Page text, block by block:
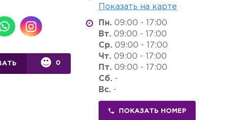
0
Показать на карте
Пн. 09:00 - 17:00
Вт. 09:00 - 17:00
Ср. 09:00 - 17:00
Чт. 09:00 - 17:00
Пт. 09:00 - 17:00
Сб. -
Вс. -
ПОКАЗАТЬ НОМЕР